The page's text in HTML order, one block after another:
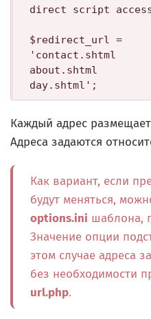
direct script
$redirect_url =
'contact.shtml
about.shtml
Каждый адрес
Адреса задаются
Как вариант, если
будут меняться,
options.ini шаблона,
Значение опции
этом случае адреса
без необходимости
url.php.